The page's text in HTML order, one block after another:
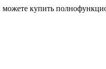
купить